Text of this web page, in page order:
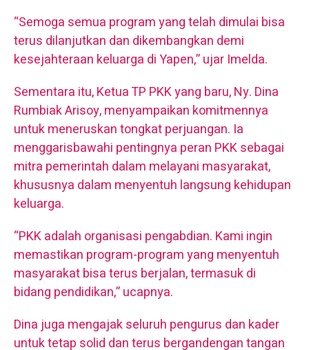
“Semoga semua program yang telah dimulai bisa
terus dilanjutkan dan dikembangkan demi
kesejahteraan keluarga di Yapen,” ujar Imelda.
Sementara itu, Ketua TP PKK yang baru, Ny. Dina
Rumbiak Arisoy, menyampaikan komitmennya
untuk meneruskan tongkat perjuangan. Ia
menggarisbawahi pentingnya peran PKK sebagai
mitra pemerintah dalam melayani masyarakat,
khususnya dalam menyentuh langsung kehidupan
keluarga.
“PKK adalah organisasi pengabdian. Kami ingin
memastikan program-program yang menyentuh
masyarakat bisa terus berjalan, termasuk di
bidang pendidikan,” ucapnya.
Dina juga mengajak seluruh pengurus dan kader
untuk tetap solid dan terus bergandengan tangan